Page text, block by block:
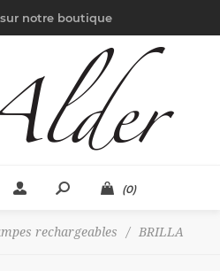
notre boutique
(0)
rechargeables / BRILLA